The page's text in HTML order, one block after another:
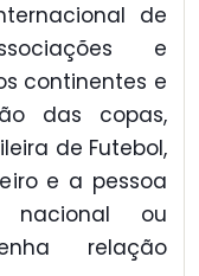
de
e
continentes e
das copas,
de Futebol,
e a pessoa
nacional ou
relação